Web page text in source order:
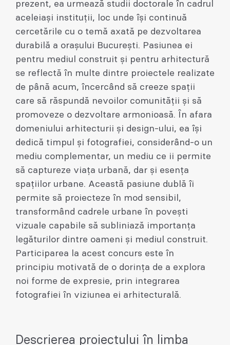
prezent, ea urmează studii doctorale în cadrul
aceleiași instituții, loc unde își continuă
cercetările cu o temă axată pe dezvoltarea
durabilă a orașului București. Pasiunea ei
pentru mediul construit și pentru arhitectură
se reflectă în multe dintre proiectele realizate
de până acum, încercând să creeze spații
care să răspundă nevoilor comunității și să
promoveze o dezvoltare armonioasă. În afara
domeniului arhitecturii și design-ului, ea își
dedică timpul și fotografiei, considerând-o un
mediu complementar, un mediu ce ii permite
să captureze viața urbană, dar și esența
spațiilor urbane. Această pasiune dublă îi
permite să proiecteze în mod sensibil,
transformând cadrele urbane în povești
vizuale capabile să subliniază importanța
legăturilor dintre oameni și mediul construit.
Participarea la acest concurs este în
principiu motivată de o dorința de a explora
noi forme de expresie, prin integrarea
fotografiei în viziunea ei arhitecturală.
Descrierea proiectului în limba